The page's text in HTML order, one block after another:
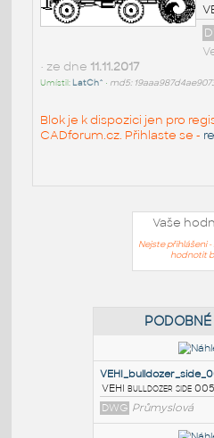
• ze dne 11.11.2017
Umístil: LatCh^ • md5:
Blok je k dispozici jen pro
CADforum.cz. Přihlaste se -
Vaše
Nejste přihlášeni
hodnotit